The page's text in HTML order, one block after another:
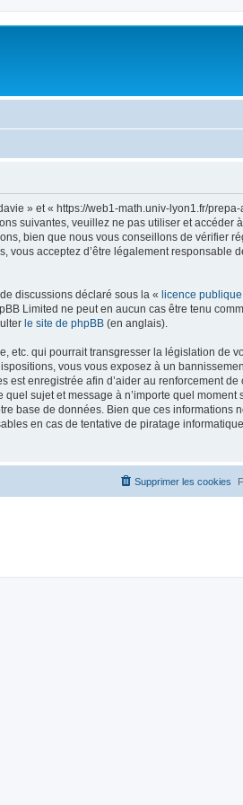
» et « https://web1-math.univ-lyon1.fr/
suivantes, veuillez ne pas utiliser et accéder
bien que nous vous conseillons de vérifier
vous acceptez d’être légalement responsable
discussions déclaré sous la « licence
Limited ne peut en aucun cas être tenu
le site de phpBB (en anglais).
etc. qui pourrait transgresser la législation de
vous vous exposez à un
est enregistrée afin d’aider au renforcement
sujet et message à n’importe quel moment
base de données. Bien que ces informations
en cas de tentative de piratage
Supprimer les cookies